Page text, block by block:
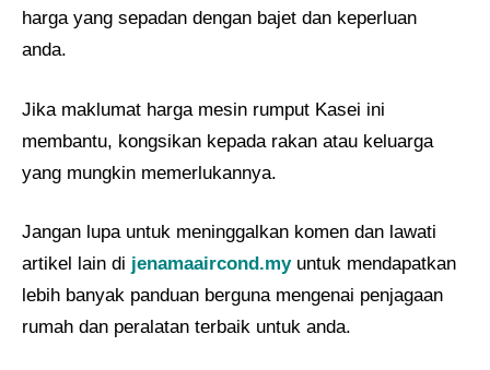
harga yang sepadan dengan bajet dan keperluan
anda.
Jika maklumat harga mesin rumput Kasei ini
membantu, kongsikan kepada rakan atau keluarga
yang mungkin memerlukannya.
Jangan lupa untuk meninggalkan komen dan lawati
artikel lain di jenamaaircond.myuntuk mendapatkan
lebih banyak panduan berguna mengenai penjagaan
rumah dan peralatan terbaik untuk anda.